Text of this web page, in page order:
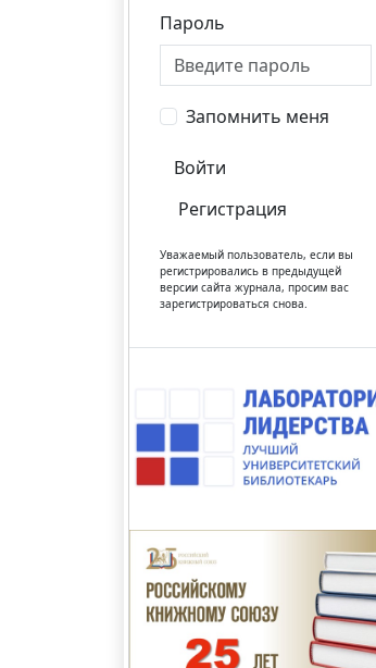
Пароль
Запомнить меня
Войти
Регистрация
Уважаемый пользователь, если вы
регистрировались в предыдущей
версии сайта журнала, просим вас
зарегистрироваться снова.